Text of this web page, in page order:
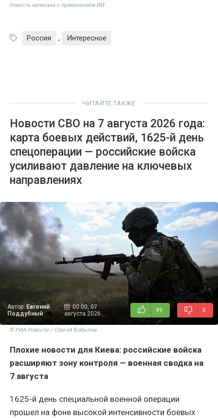
Новость написана с применением ИИ
Россия , Интересное
ЧИТАЙТЕ ТАКЖЕ
Новости СВО на 7 августа 2026 года:
карта боевых действий, 1625-й день
спецоперации — российские войска
усиливают давление на ключевых
направлениях
Автор: Евгений
Поддубный
00:00, 07
августа 2026
99 0
© РИА Новости / Сергей Бобылев
Плохие новости для Киева: российские войска
расширяют зону контроля — военная сводка на
7 августа
1625-й день специальной военной операции
прошел на фоне высокой интенсивности боевых